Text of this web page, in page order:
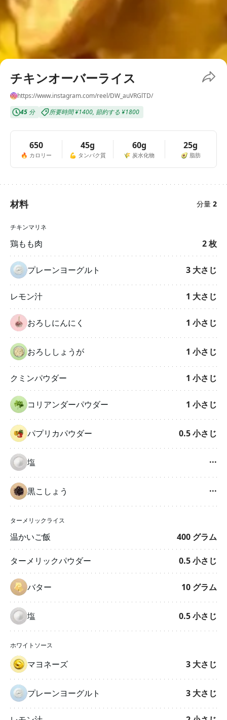
チキンオーバーライス
https://www.instagram.com/reel/DW_auVRGlTD/
45 分 所要時間¥1400, 節約する ¥1800
650
🔥 カロリー
45g
💪 タンパク質
60g
🌾 炭水化物
25g
🥑 脂肪
材料 分量 2
チキンマリネ
鶏もも肉 2枚
プレーンヨーグルト 3 大さじ
レモン汁 1 大さじ
おろしにんにく 1 小さじ
おろししょうが 1 小さじ
クミンパウダー 1 小さじ
コリアンダーパウダー 1 小さじ
パプリカパウダー 0.5小さじ
塩 ···
黒こしょう ···
ターメリックライス
温かいご飯 400 グラム
ターメリックパウダー 0.5小さじ
バター 10 グラム
塩 0.5小さじ
ホワイトソース
マヨネーズ 3 大さじ
プレーンヨーグルト 3 大さじ